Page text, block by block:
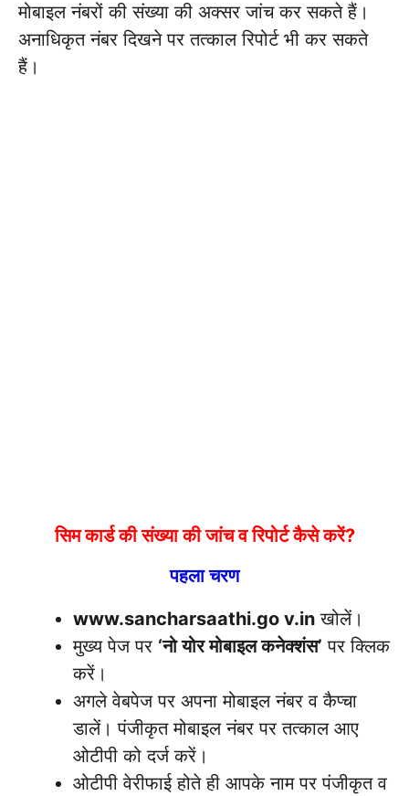
मोबाइल नंबरों की संख्या की अक्सर जांच कर सकते हैं।
अनाधिकृत नंबर दिखने पर तत्काल रिपोर्ट भी कर सकते
हैं।
सिम कार्ड की संख्या की जांच व रिपोर्ट कैसे करें?
पहला चरण
www.sancharsaathi.go v.in खोलें।
मुख्य पेज पर ‘नो योर मोबाइल कनेक्शंस’ पर क्लिक
करें।
अगले वेबपेज पर अपना मोबाइल नंबर व कैप्चा
डालें। पंजीकृत मोबाइल नंबर पर तत्काल आए
ओटीपी को दर्ज करें।
ओटीपी वेरीफाई होते ही आपके नाम पर पंजीकृत व